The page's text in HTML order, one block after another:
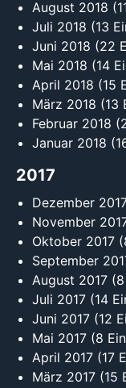
August 2018
Juli 2018 (13
Juni 2018 (22
Mai 2018 (14
April 2018 (15
März 2018 (13
Februar 2018
Januar 2018
2017
Dezember
November
Oktober 2017
September
August 2017
Juli 2017 (14
Juni 2017 (12
Mai 2017 (8
April 2017 (17
März 2017 (15